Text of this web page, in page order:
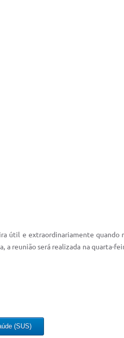
útil e extraordinariamente quando
reunião será realizada na quarta-
(SUS)